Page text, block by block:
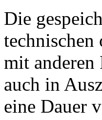
Die
mit anderen
auch in
eine Dauer